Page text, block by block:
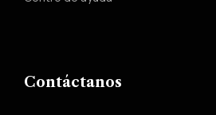
Contáctanos